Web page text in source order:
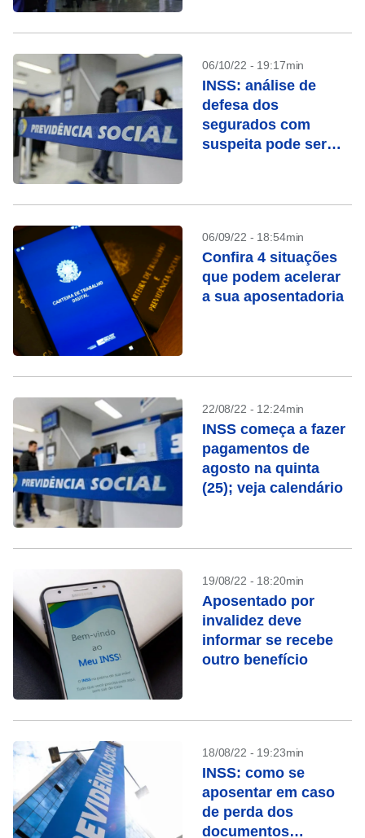
06/10/22 - 19:17min
INSS: análise de
defesa dos
segurados com
suspeita pode ser
06/09/22 - 18:54min
Confira 4 situações
que podem acelerar
a sua aposentadoria
22/08/22 - 12:24min
INSS começa a fazer
pagamentos de
agosto na quinta
(25); veja calendário
19/08/22 - 18:20min
Aposentado por
invalidez deve
informar se recebe
outro benefício
18/08/22 - 19:23min
INSS: como se
aposentar em caso
de perda dos
documentos